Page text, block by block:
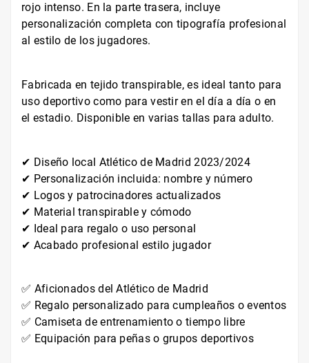
rojo intenso. En la parte trasera, incluye
personalización completa con tipografía profesional
al estilo de los jugadores.
Fabricada en tejido transpirable, es ideal tanto para
uso deportivo como para vestir en el día a día o en
el estadio. Disponible en varias tallas para adulto.
✔ Diseño local Atlético de Madrid 2023/2024
✔ Personalización incluida: nombre y número
✔ Logos y patrocinadores actualizados
✔ Material transpirable y cómodo
✔ Ideal para regalo o uso personal
✔ Acabado profesional estilo jugador
✅ Aficionados del Atlético de Madrid
✅ Regalo personalizado para cumpleaños o eventos
✅ Camiseta de entrenamiento o tiempo libre
✅ Equipación para peñas o grupos deportivos